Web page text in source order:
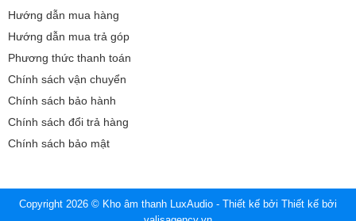
Hướng dẫn mua hàng
Hướng dẫn mua trả góp
Phương thức thanh toán
Chính sách vận chuyển
Chính sách bảo hành
Chính sách đổi trả hàng
Chính sách bảo mật
Copyright 2026 © Kho âm thanh LuxAudio - Thiết kế bởi Thiết kế bởi